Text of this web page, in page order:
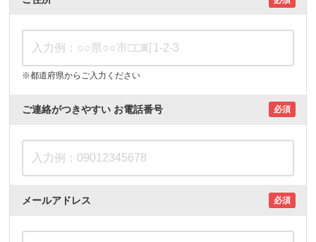
※都道府県からご入力ください
ご連絡がつきやすい お電話番号 必須
メールアドレス 必須